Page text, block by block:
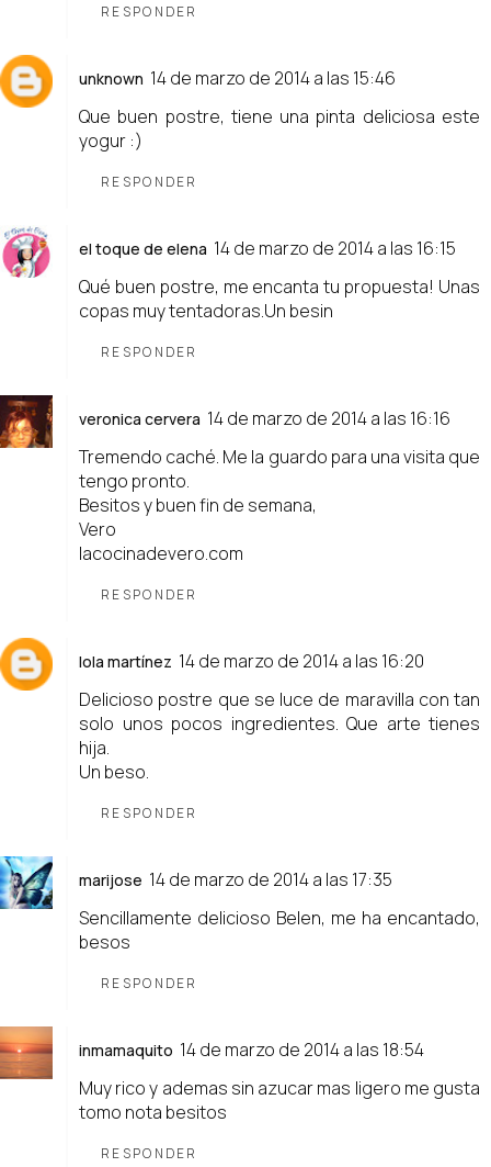
RESPONDER
unknown 14 de marzo de 2014 a las 15:46
Que buen postre, tiene una pinta deliciosa este
yogur :)
RESPONDER
el toque de elena 14 de marzo de 2014 a las 16:15
Qué buen postre, me encanta tu propuesta! Unas
copas muy tentadoras.Un besin
RESPONDER
veronica cervera 14 de marzo de 2014 a las 16:16
Tremendo caché. Me la guardo para una visita que
tengo pronto.
Besitos y buen fin de semana,
Vero
lacocinadevero.com
RESPONDER
lola martínez 14 de marzo de 2014 a las 16:20
Delicioso postre que se luce de maravilla con tan
solo unos pocos ingredientes. Que arte tienes
hija.
Un beso.
RESPONDER
marijose 14 de marzo de 2014 a las 17:35
Sencillamente delicioso Belen, me ha encantado,
besos
RESPONDER
inmamaquito 14 de marzo de 2014 a las 18:54
Muy rico y ademas sin azucar mas ligero me gusta
tomo nota besitos
RESPONDER